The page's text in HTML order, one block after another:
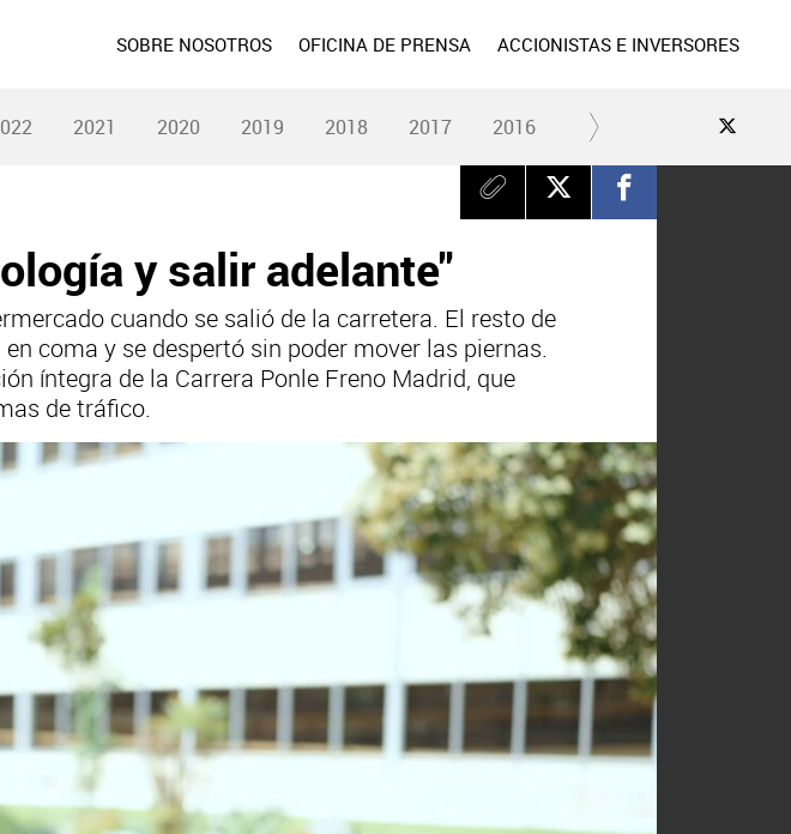
SOBRE NOSOTROS OFICINA DE PRENSA ACCIONISTAS E INVERSORES
2021 2020 2019 2018 2017 2016 2015
y salir adelante"
cuando se salió de la carretera. El resto de
coma y se despertó sin poder mover las piernas.
íntegra de la Carrera Ponle Freno Madrid, que
de tráfico.